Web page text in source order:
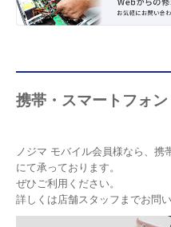
携帯・スマートフォ
ノジマ モバイル会員様なら、
にて承っております。
ぜひご利用ください。
詳しくは店舗スタッフまでお問